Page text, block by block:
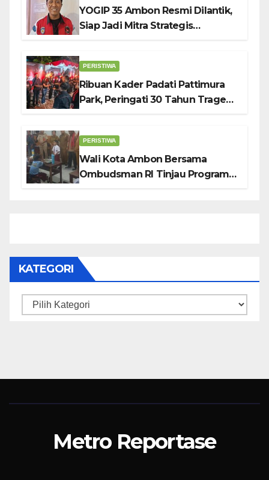
YOGIP 35 Ambon Resmi Dilantik,
Siap Jadi Mitra Strategis
PERISTIWA
Ribuan Kader Padati Pattimura
Park, Peringati 30 Tahun Tragedi
PERISTIWA
Wali Kota Ambon Bersama
Ombudsman RI Tinjau Program
KATEGORI
Kategori
Metro Reportase